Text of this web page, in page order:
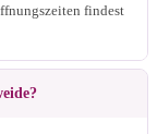
findest